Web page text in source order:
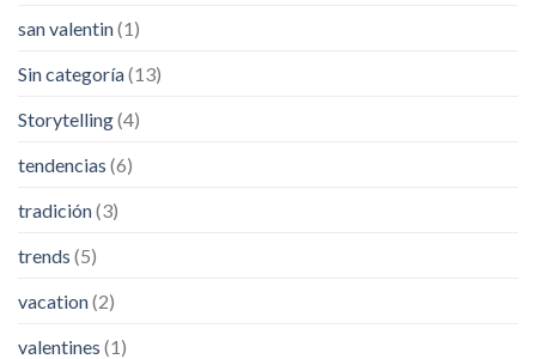
san valentin(1)
Sin categoría(13)
Storytelling(4)
tendencias (6)
tradición(3)
trends (5)
vacation(2)
valentines (1)